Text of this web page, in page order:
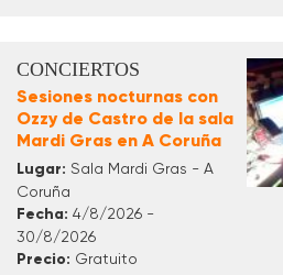
CONCIERTOS
Sesiones nocturnas con
Ozzy de Castro de la sala
Mardi Gras en A Coruña
Lugar: Sala Mardi Gras - A
Coruña
Fecha: 4/8/2026 -
30/8/2026
Precio: Gratuito